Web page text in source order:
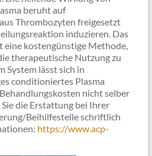
beruht auf
Thrombozyten freigesetzt
induzieren. Das
eine kostengünstige Methode,
therapeutische Nutzung zu
System lässt sich in
conditioniertes Plasma
nicht selber
die Erstattung bei Ihrer
Beihilfestelle schriftlich
https://www.acp-